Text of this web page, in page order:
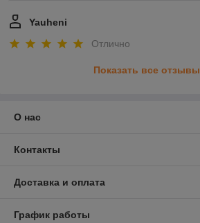
Yauheni
Отлично
Показать все отзывы
О нас
Контакты
Доставка и оплата
График работы